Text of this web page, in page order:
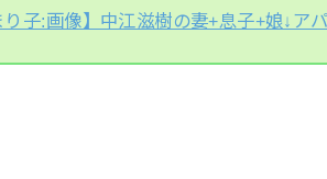
り子:画像】中江滋樹の妻+息子+娘↓ア